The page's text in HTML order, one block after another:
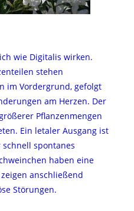
wie Digitalis wirken.
stehen
im Vordergrund, gefolgt
am Herzen. Der
Pflanzenmengen
Ein letaler Ausgang ist
spontanes
haben eine
anschließend
Störungen.